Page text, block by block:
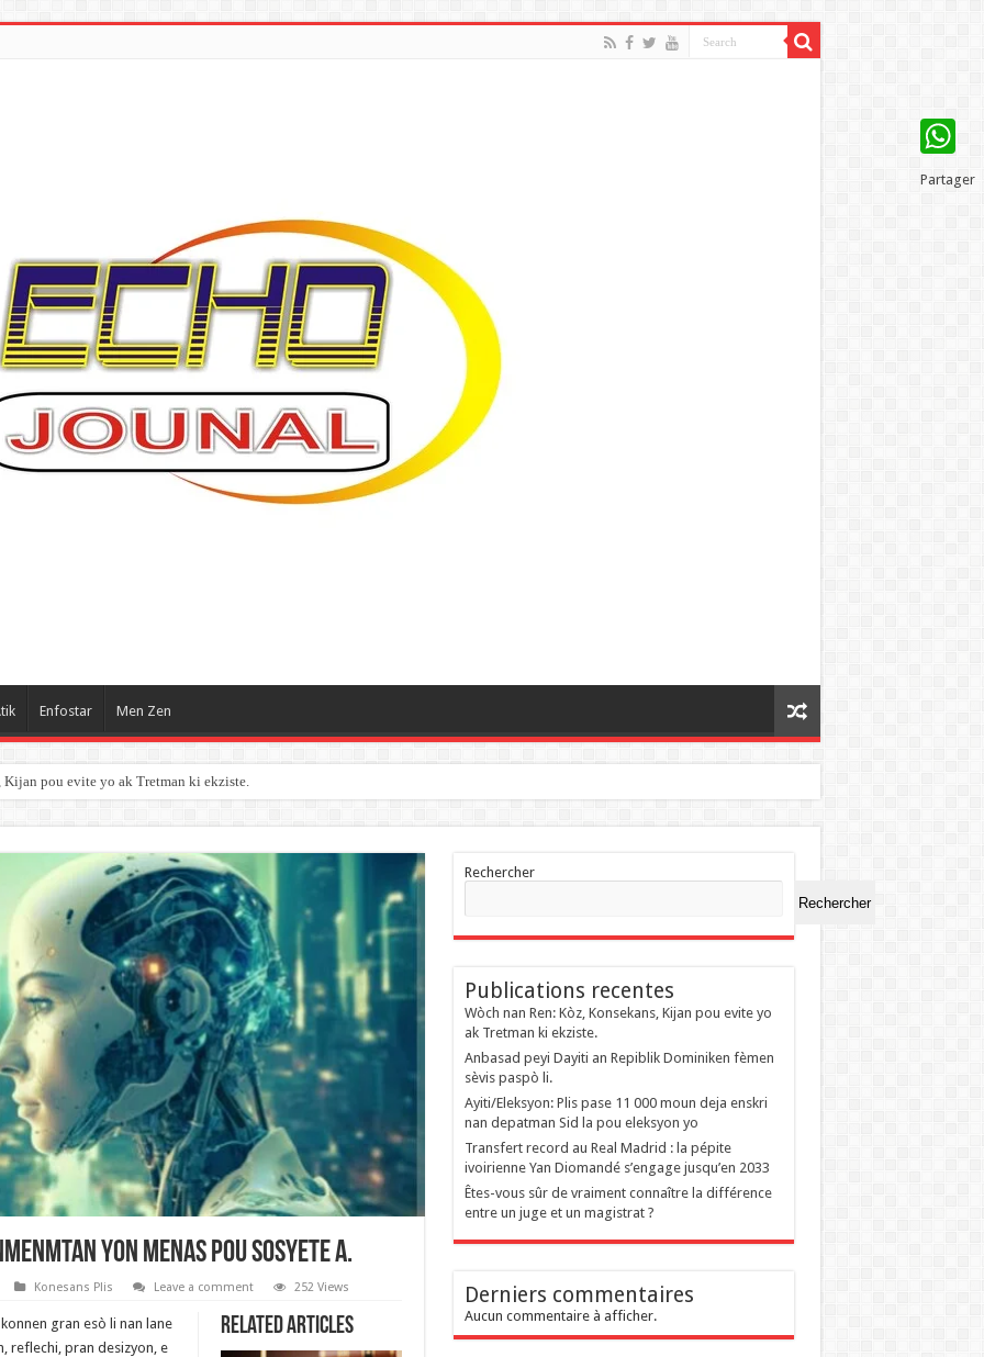
Enfostar Men Zen
Kijan pou evite yo ak Tretman ki ekziste.
yon menas pou sosyete a.
Konesans Plis Leave a comment 252 Views
Related Articles
gran esò li nan lane
reflechi, pran desizyon, e
Rechercher
Rechercher
Publications recentes
Wòch nan Ren: Kòz, Konsekans, Kijan pou evite yo
ak Tretman ki ekziste.
Anbasad peyi Dayiti an Repiblik Dominiken fèmen
sèvis paspò li.
Ayiti/Eleksyon: Plis pase 11 000 moun deja enskri
nan depatman Sid la pou eleksyon yo
Transfert record au Real Madrid : la pépite
ivoirienne Yan Diomandé s’engage jusqu’en 2033
Êtes-vous sûr de vraiment connaître la différence
entre un juge et un magistrat ?
Derniers commentaires
Aucun commentaire à afficher.
WhatsApp
Partager